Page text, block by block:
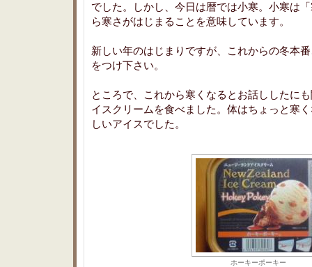
でした。しかし、今日は暦では小寒。小寒は
ら寒さがはじまることを意味しています。
新しい年のはじまりですが、これからの冬本
をつけ下さい。
ところで、これから寒くなるとお話ししたに
イスクリームを食べました。体はちょっと寒
しいアイスでした。
ホーキーポーキー